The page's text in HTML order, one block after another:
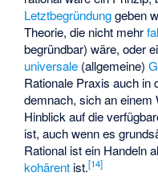
Letztbegründunggeben
Theorie, die nicht mehr
begründbar) wäre, oder
universale (allgemeine)
Rationale Praxis auch in
demnach, sich an einem
Hinblick auf die
ist, auch wenn es
Rational ist ein Handeln
kohärent ist.[14]